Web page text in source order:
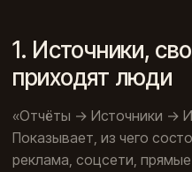
1. Источники,
приходят люди
«Отчёты → Источники →
Показывает, из чего
реклама, соцсети,